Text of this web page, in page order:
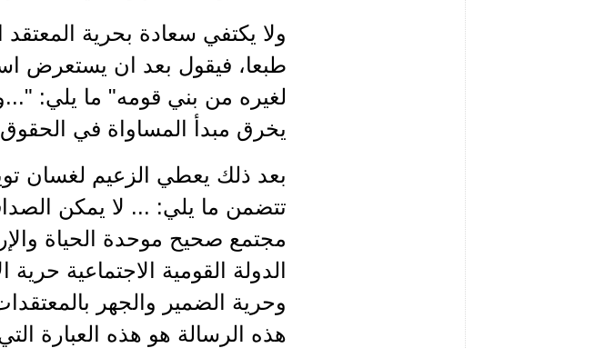
ولا يكتفي سعادة بحرية
طبعا، فيقول بعد ان يستعرض
لغيره من بني قومه" ما يلي:
يخرق مبدأ المساواة في الحقوق
بعد ذلك يعطي الزعيم لغسان
تتضمن ما يلي: ... لا يمكن
مجتمع صحيح موحدة الحياة
الدولة القومية الاجتماعية
وحرية الضمير والجهر